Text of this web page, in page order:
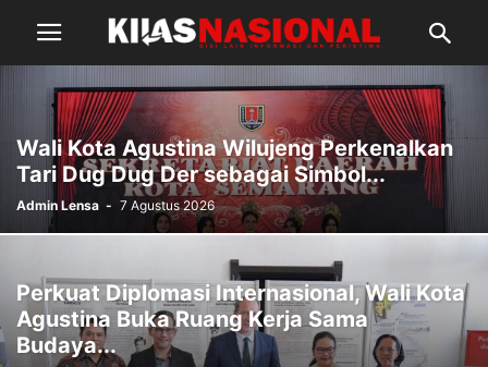
Wali Kota Agustina Wilujeng Perkenalkan
Tari Dug Dug Der sebagai Simbol...
Admin Lensa - 7 Agustus 2026
Perkuat Diplomasi Internasional, Wali Kota
Agustina Buka Ruang Kerja Sama
Budaya...